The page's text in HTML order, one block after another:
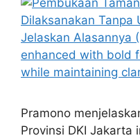
Pramono
Provinsi DKI Jakarta